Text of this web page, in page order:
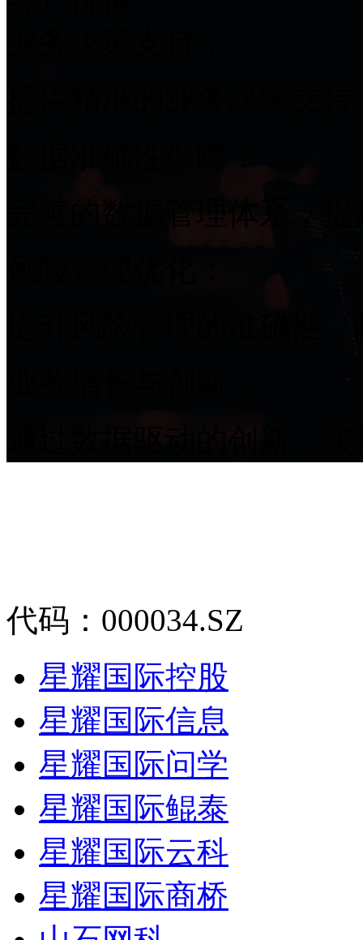
代码：000034.SZ
星耀国际控股
星耀国际信息
星耀国际问学
星耀国际鲲泰
星耀国际云科
星耀国际商桥